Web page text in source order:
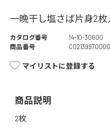
一晩干し塩さば片身2
カタログ番号
14-10-30600
商品番号
マイリストに登録する
商品説明
2枚